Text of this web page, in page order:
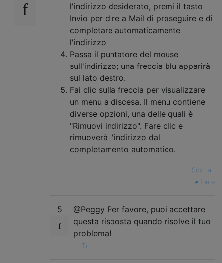
l'indirizzo desiderato, premi il tasto
Invio per dire a Mail di proseguire e di
completare automaticamente
l'indirizzo
Passa il puntatore del mouse
sull'indirizzo; una freccia blu apparirà
sul lato destro.
Fai clic sulla freccia per visualizzare
un menu a discesa. Il menu contiene
diverse opzioni, una delle quali è
"Rimuovi indirizzo". Fare clic e
rimuoverà l'indirizzo dal
completamento automatico.
Soxman
fonte
5
@Peggy Per favore, puoi accettare
questa risposta quando risolve il tuo
problema!
Tim